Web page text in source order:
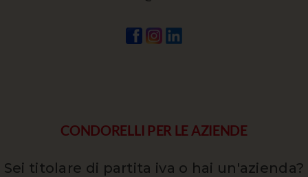
CONDORELLI PER LE AZIENDE
Sei titolare di partita iva o hai un'azienda?